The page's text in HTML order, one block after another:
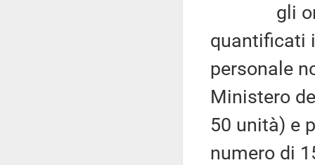
gli oneri
quantificati
personale
Ministero
50 unità) e
numero di